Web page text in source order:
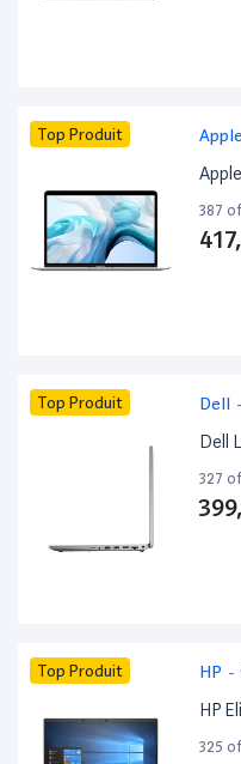
Top Produit Apple
387
Top Produit Dell -
Dell
327
Top Produit HP -
HP
325